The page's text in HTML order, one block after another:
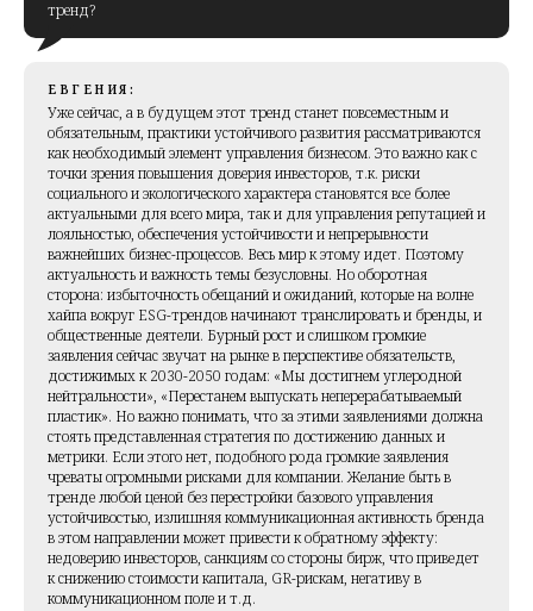
тренд?
ЕВГЕНИЯ:
Уже сейчас, а в будущем этот тренд станет повсеместным и
обязательным, практики устойчивого развития рассматриваются
как необходимый элемент управления бизнесом. Это важно как с
точки зрения повышения доверия инвесторов, т.к. риски
социального и экологического характера становятся все более
актуальными для всего мира, так и для управления репутацией и
лояльностью, обеспечения устойчивости и непрерывности
важнейших бизнес-процессов. Весь мир к этому идет. Поэтому
актуальность и важность темы безусловны. Но оборотная
сторона: избыточность обещаний и ожиданий, которые на волне
хайпа вокруг ESG-трендов начинают транслировать и бренды, и
общественные деятели. Бурный рост и слишком громкие
заявления сейчас звучат на рынке в перспективе обязательств,
достижимых к 2030-2050 годам: «Мы достигнем углеродной
нейтральности», «Перестанем выпускать неперерабатываемый
пластик». Но важно понимать, что за этими заявлениями должна
стоять представленная стратегия по достижению данных и
метрики. Если этого нет, подобного рода громкие заявления
чреваты огромными рисками для компании. Желание быть в
тренде любой ценой без перестройки базового управления
устойчивостью, излишняя коммуникационная активность бренда
в этом направлении может привести к обратному эффекту:
недоверию инвесторов, санкциям со стороны бирж, что приведет
к снижению стоимости капитала, GR-рискам, негативу в
коммуникационном поле и т.д.